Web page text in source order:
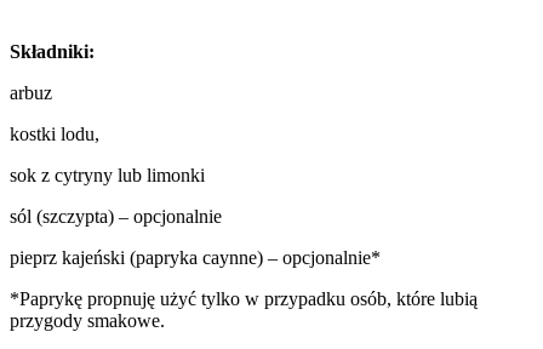
Składniki:
arbuz
kostki lodu,
sok z cytryny lub limonki
sól (szczypta) – opcjonalnie
pieprz kajeński (papryka caynne) – opcjonalnie*
*Paprykę propnuję użyć tylko w przypadku osób, które lubią
przygody smakowe.